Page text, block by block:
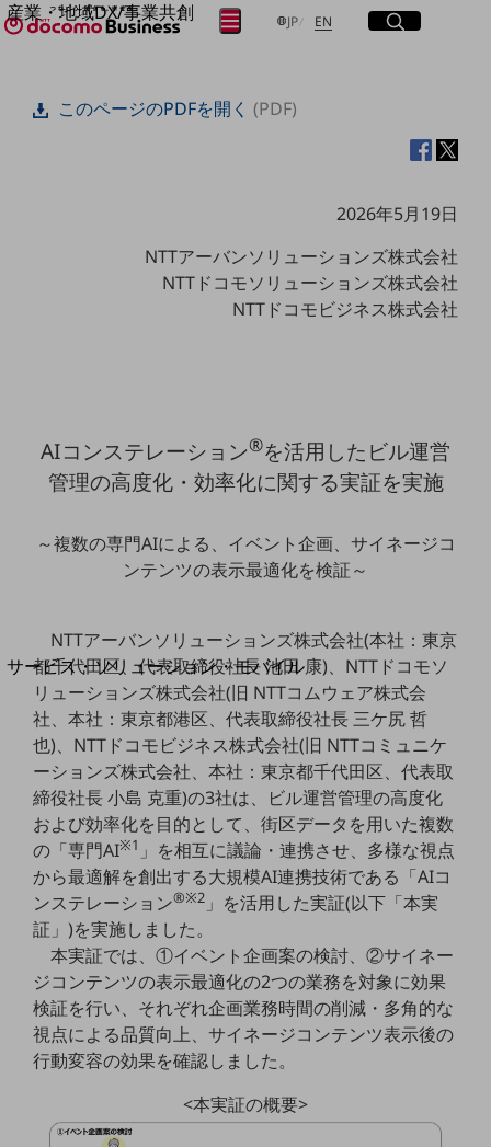
産業・地域DX/事業共創
OPEN HUB for Plural Futures
OPEN HUB for Plural Futuresとは
産業・地域DXプラットフォーマーとして
企業と地域が持続成長する社会を目指します
地域の取り組み
地域社会を支える皆さまと地域課題の解決や
地域経済のさらなる活性化に取り組みます
LGPF(Local Government Platform)
サービス・ソリューション・モバイル
サービス・ソリューションTOP
DXに関する課題を解決する
サービス・ソリューションをご紹介
カテゴリーで探す
カテゴリーで探すTOP
ネットワーク・モバイル
クラウド・データセンター
電話・映像コミュニケーション
セキュリティ
データ利活用
JP日本語
EN Englishサイト内検索
開く
メニュー
開く
フリーワードを入力して探す
検索する
このページのPDFを開く(PDF)
2026年5月19日
NTTアーバンソリューションズ株式会社
NTTドコモソリューションズ株式会社
NTTドコモビジネス株式会社
AIコンステレーション®を活用したビル運営
管理の高度化・効率化に関する実証を実施
～複数の専門AIによる、イベント企画、サイネージコ
ンテンツの表示最適化を検証～
NTTアーバンソリューションズ株式会社(本社：東京
都千代田区、代表取締役社長 池田 康)、NTTドコモソ
リューションズ株式会社(旧 NTTコムウェア株式会
社、本社：東京都港区、代表取締役社長 三ケ尻 哲
也)、NTTドコモビジネス株式会社(旧 NTTコミュニケ
ーションズ株式会社、本社：東京都千代田区、代表取
締役社長 小島 克重)の3社は、ビル運営管理の高度化
および効率化を目的として、街区データを用いた複数
の「専門AI※1 」を相互に議論・連携させ、多様な視点
から最適解を創出する大規模AI連携技術である「AIコ
ンステレーション®※2 」を活用した実証(以下「本実
証」)を実施しました。
本実証では、①イベント企画案の検討、②サイネー
ジコンテンツの表示最適化の2つの業務を対象に効果
検証を行い、それぞれ企画業務時間の削減・多角的な
視点による品質向上、サイネージコンテンツ表示後の
行動変容の効果を確認しました。
<本実証の概要>